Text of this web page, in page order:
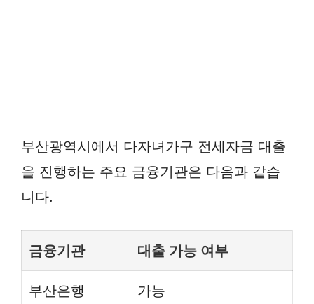
부산광역시에서 다자녀가구 전세자금 대출
을 진행하는 주요 금융기관은 다음과 같습
니다.
금융기관 대출 가능 여부
부산은행 가능